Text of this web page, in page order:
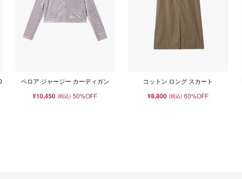
ベロア ジャージー カーディガン
¥10,450 (税込) 50%OFF
コットン ロング スカート
¥8,800 (税込) 60%OFF